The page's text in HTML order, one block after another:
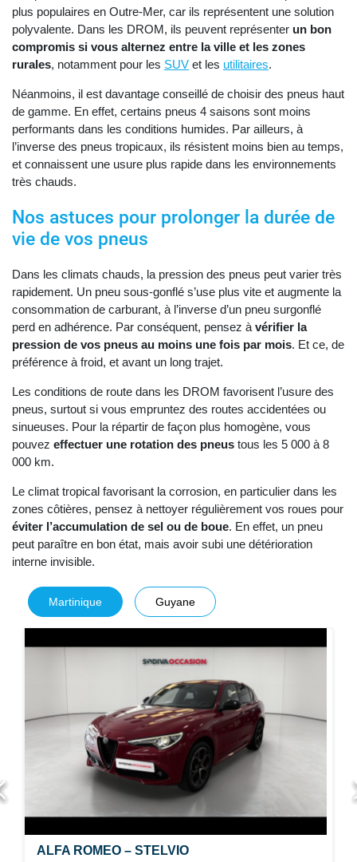
plus populaires en Outre-Mer, car ils représentent une solution
polyvalente. Dans les DROM, ils peuvent représenter un bon
compromis si vous alternez entre la ville et les zones
rurales, notamment pour les SUV et les utilitaires.
Néanmoins, il est davantage conseillé de choisir des pneus haut
de gamme. En effet, certains pneus 4 saisons sont moins
performants dans les conditions humides. Par ailleurs, à
l’inverse des pneus tropicaux, ils résistent moins bien au temps,
et connaissent une usure plus rapide dans les environnements
très chauds.
Nos astuces pour prolonger la durée de
vie de vos pneus
Dans les climats chauds, la pression des pneus peut varier très
rapidement. Un pneu sous-gonflé s’use plus vite et augmente la
consommation de carburant, à l’inverse d’un pneu surgonflé
perd en adhérence. Par conséquent, pensez à vérifier la
pression de vos pneus au moins une fois par mois. Et ce, de
préférence à froid, et avant un long trajet.
Les conditions de route dans les DROM favorisent l’usure des
pneus, surtout si vous empruntez des routes accidentées ou
sinueuses. Pour la répartir de façon plus homogène, vous
pouvez effectuer une rotation des pneus tous les 5 000 à 8
000 km.
Le climat tropical favorisant la corrosion, en particulier dans les
zones côtières, pensez à nettoyer régulièrement vos roues pour
éviter l’accumulation de sel ou de boue. En effet, un pneu
peut paraître en bon état, mais avoir subi une détérioration
interne invisible.
Martinique Guyane
ALFA ROMEO – STELVIO